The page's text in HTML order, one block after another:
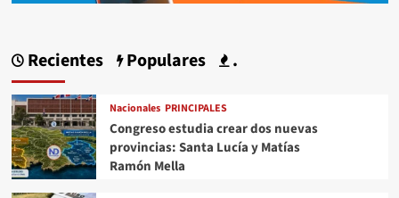
Recientes Populares .
Nacionales PRINCIPALES
Congreso estudia crear dos nuevas
provincias: Santa Lucía y Matías
Ramón Mella